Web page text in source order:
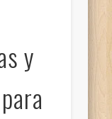
y